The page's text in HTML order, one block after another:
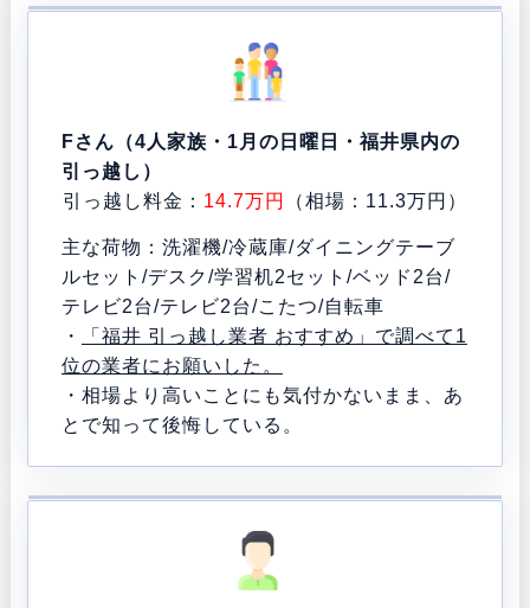
Fさん（4人家族・1月の日曜日・福井県内の
引っ越し）
引っ越し料金： 14.7万円 （相場：11.3万円）
主な荷物：洗濯機/冷蔵庫/ダイニングテーブ
ルセット/デスク/学習机2セット/ベッド2台/
テレビ2台/テレビ2台/こたつ/自転車
・
「福井 引っ越し業者 おすすめ」で調べて1
位の業者にお願いした。
・相場より高いことにも気付かないまま、あ
とで知って後悔している。